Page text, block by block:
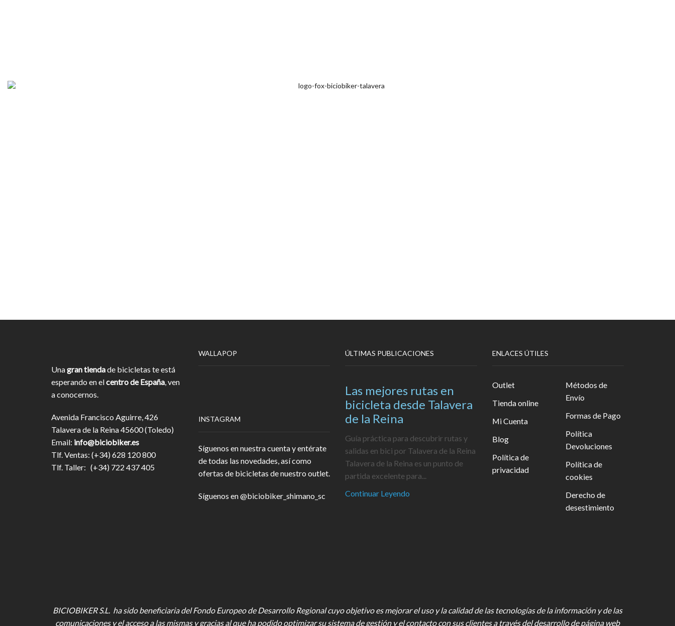
Unagran tiendade bicicletas te está
esperando en elcentro de España , ven
a conocernos.
Avenida Francisco Aguirre, 426
Talavera de la Reina 45600 (Toledo)
Email: info@biciobiker.es
Tlf. Ventas: (+34) 628 120 800
Tlf. Taller: (+34) 722 437 405
WALLAPOP
INSTAGRAM
Síguenos en nuestra cuenta y entérate
de todas las novedades, así como
ofertas de bicicletas de nuestro outlet.
Síguenos en@biciobiker_shimano_sc
ÚLTIMAS PUBLICACIONES
Las mejores rutas en
bicicleta desde Talavera
de la Reina
Guía práctica para descubrir rutas y
salidas en bici por Talavera de la Reina
Talavera de la Reina es un punto de
partida excelente para...
Continuar Leyendo
ENLACES ÚTILES
Outlet
Tienda online
Mi Cuenta
Blog
Política de
privacidad
Métodos de
Envío
Formas de Pago
Política
Devoluciones
Política de
cookies
Derecho de
desestimiento
BICIOBIKER S.L. ha sido beneficiaria del Fondo Europeo de Desarrollo Regional cuyo objetivo es mejorar el uso y la calidad de las tecnologías de la información y de las
comunicaciones y el acceso a las mismas y gracias al que ha podido optimizar su sistema de gestión y el contacto con sus clientes a través del desarrollo de página web